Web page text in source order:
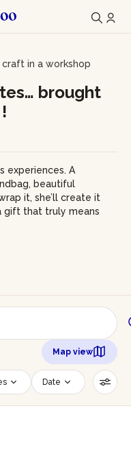
in a workshop
brought
experiences. A
beautiful
it, she’ll create it
gift that truly means
Map view
Date